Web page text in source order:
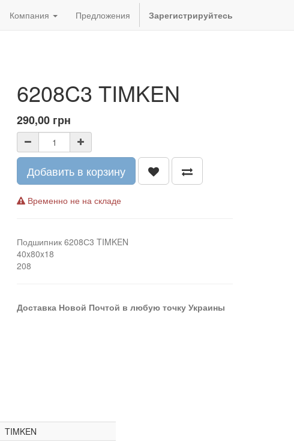
Компания Предложения Зарегистрируйтесь
6208C3 TIMKEN
290,00 грн
Добавить в корзину
Временно не на складе
Подшипник 6208С3 TIMKEN
40x80x18
208
Доставка Новой Почтой в любую точку Украины
TIMKEN